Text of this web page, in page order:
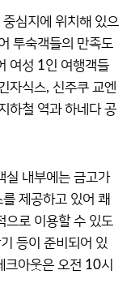
심지에 위치해 있으
투숙객들의 만족도
여성 1인 여행객들
자식스, 신주쿠 교엔
하철 역과 하네다 공
실 내부에는 금고가
제공하고 있어 쾌
으로 이용할 수 있도
등이 준비되어 있
아웃은 오전 10시